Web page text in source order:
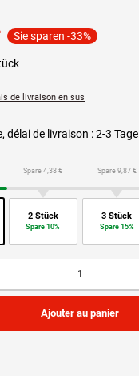
Sie sparen -33%
de livraison en sus
délai de livraison : 2-3 Tage
Spare 4,38 €
2 Stück
Spare 10%
Spare 9,87 €
3 Stück
Spare 15%
Ajouter au panier